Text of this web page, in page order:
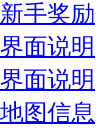
新手奖励
界面说明
界面说明
地图信息